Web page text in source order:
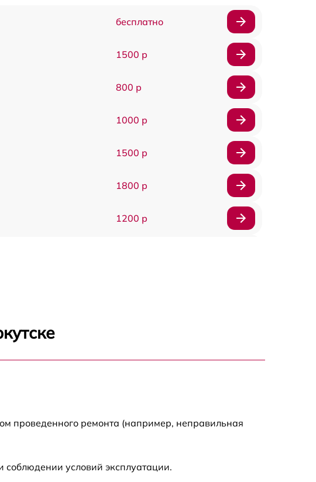
бесплатно
1500 р
800 р
1000 р
1500 р
1800 р
1200 р
проведенного ремонта (например, неправильная
условий эксплуатации.